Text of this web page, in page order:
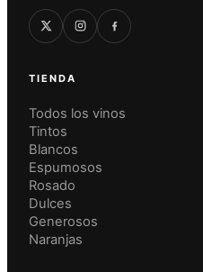
TIENDA
Todos los vinos
Tintos
Blancos
Espumosos
Rosado
Dulces
Generosos
Naranjas